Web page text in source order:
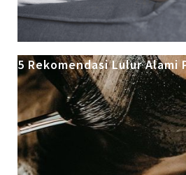
5 Rekomendasi Lulur